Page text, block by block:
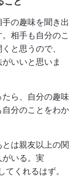
の趣味を聞き出
相手も自分のこ
と思うので、
いいと思いま
ら、自分の趣味
分のことをわか
は親友以上の関
いる。実
くれるはず。